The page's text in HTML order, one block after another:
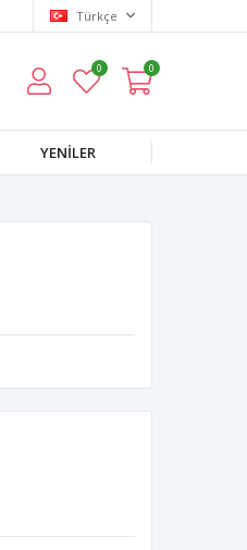
Türkçe
0 0
YENILER